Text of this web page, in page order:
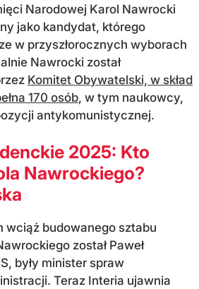
Narodowej Karol Nawrocki
jako kandydat, którego
w przyszłorocznych wyborach
Nawrocki został
Komitet Obywatelski, w skład
170 osób, w tym naukowcy,
antykomunistycznej.
2025: Kto
Nawrockiego?
wciąż budowanego sztabu
został Paweł
były minister spraw
Teraz Interia ujawnia